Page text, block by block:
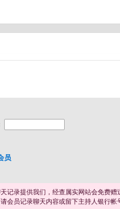
员
记录提供我们，经查属实网站会免费赠
会员记录聊天内容或留下主持人银行